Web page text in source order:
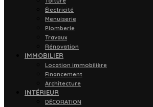
Électricité
Menuiserie
Plomberie
Travaux
Rénovation
IMMOBILIER
Location immobilière
Financement
Architecture
INTÉRIEUR
DÉCORATION